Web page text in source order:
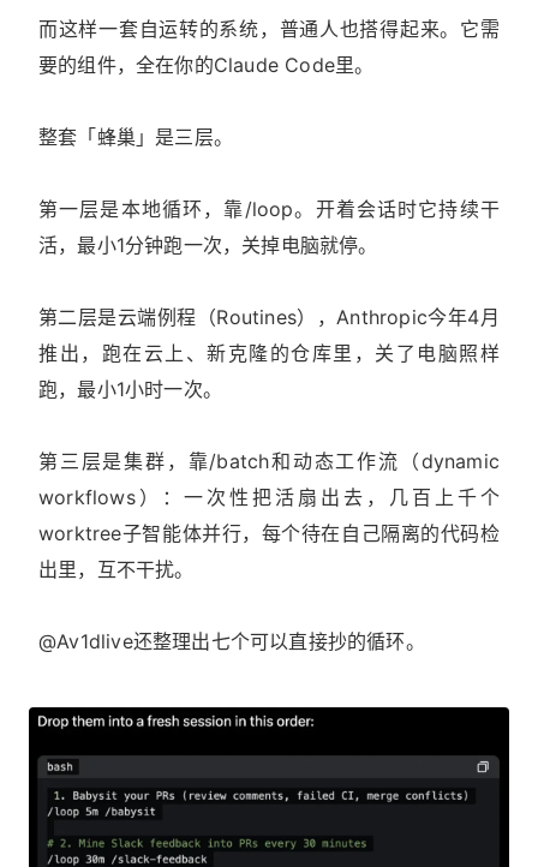
而这样一套自运转的系统，普通人也搭得起来。它需
要的组件，全在你的Claude Code里。
整套「蜂巢」是三层。
第一层是本地循环，靠/loop。开着会话时它持续干
活，最小1分钟跑一次，关掉电脑就停。
第二层是云端例程（Routines），Anthropic今年4月
推出，跑在云上、新克隆的仓库里，关了电脑照样
跑，最小1小时一次。
第三层是集群，靠/batch和动态工作流（dynamic
workflows）：一次性把活扇出去，几百上千个
worktree子智能体并行，每个待在自己隔离的代码检
出里，互不干扰。
@Av1dlive还整理出七个可以直接抄的循环。